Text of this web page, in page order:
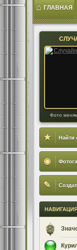
⌂ ГЛАВНАЯ
Фото
★ Найти
◉
✎